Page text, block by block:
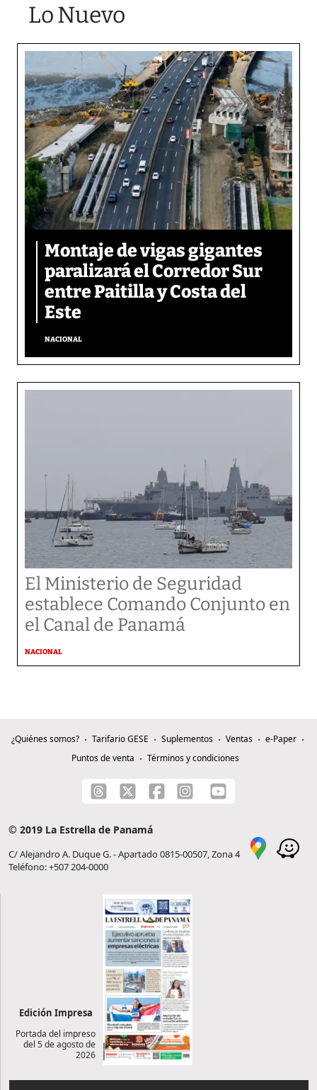
Lo Nuevo
Montaje de vigas gigantes
paralizará el Corredor Sur
entre Paitilla y Costa del
Este
NACIONAL
El Ministerio de Seguridad
establece Comando Conjunto en
el Canal de Panamá
NACIONAL
¿Quiénes somos? Tarifario GESE Suplementos Ventas
e-Paper
Puntos de venta
Términos y condiciones
© 2019 La Estrella de Panamá
C/ Alejandro A. Duque G. - Apartado 0815-00507, Zona 4
Teléfono: +507 204-0000
Edición Impresa
Portada del impreso
del 5 de agosto de
2026